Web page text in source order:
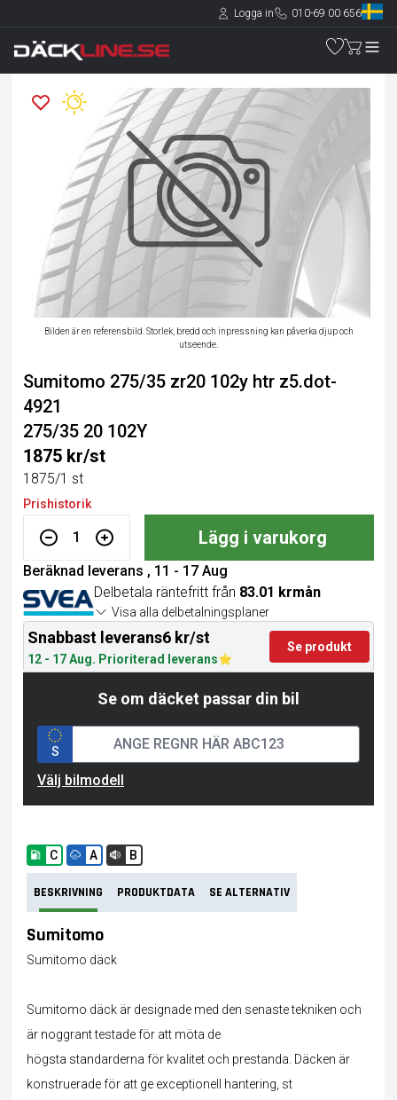
Logga in 010-69 00 656
Bilden är en referensbild. Storlek, bredd och inpressning kan påverka djup och
utseende.
Sumitomo 275/35 zr20 102y htr z5.dot-
4921
275/35 20 102Y
1875 kr/st
1875/1 st
Prishistorik
1 Lägg i varukorg
Beräknad leverans , 11 - 17 Aug
Delbetala räntefritt från 83.01 krmån
Visa alla delbetalningsplaner
Snabbast leverans6 kr/st
12 - 17 Aug. Prioriterad leverans
Se produkt
Se om däcket passar din bil
S
Välj bilmodell
C A B
BESKRIVNING PRODUKTDATA SE ALTERNATIV
Sumitomo
Sumitomo däck
Sumitomo däck är designade med den senaste tekniken och
är noggrant testade för att möta de
högsta standarderna för kvalitet och prestanda. Däcken är
konstruerade för att ge exceptionell hantering, st